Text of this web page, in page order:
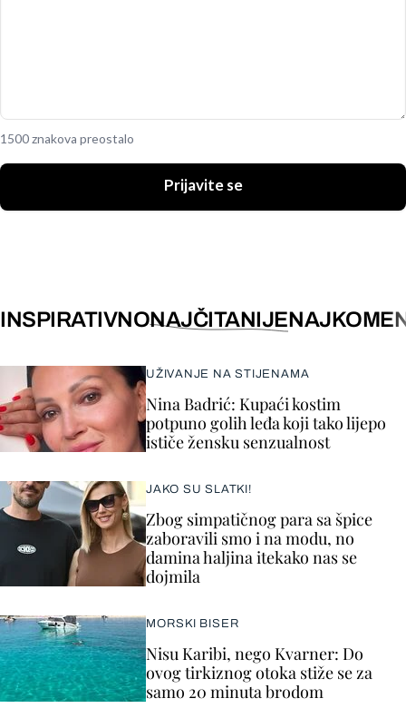
1500 znakova preostalo
Prijavite se
INSPIRATIVNONAJČITANIJE
UŽIVANJE NA STIJENAMA
Nina Badrić: Kupaći kostim
potpuno golih leđa koji tako lijepo
ističe žensku senzualnost
JAKO SU SLATKI!
Zbog simpatičnog para sa špice
zaboravili smo i na modu, no
damina haljina itekako nas se
dojmila
MORSKI BISER
Nisu Karibi, nego Kvarner: Do
ovog tirkiznog otoka stiže se za
samo 20 minuta brodom